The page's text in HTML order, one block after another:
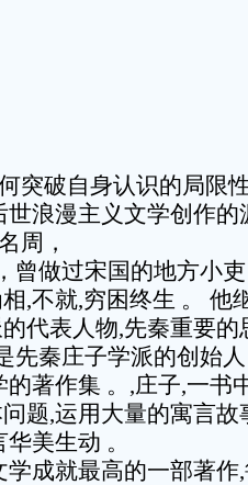
突破自身认识的局限
世浪漫主义文学创作的
周，
曾做过宋国的地方小
,不就,穷困终生 。 他
代表人物,先秦重要的
先秦庄子学派的创始
著作集 。,庄子,一书
题,运用大量的寓言
美生动 。
学成就最高的一部著作